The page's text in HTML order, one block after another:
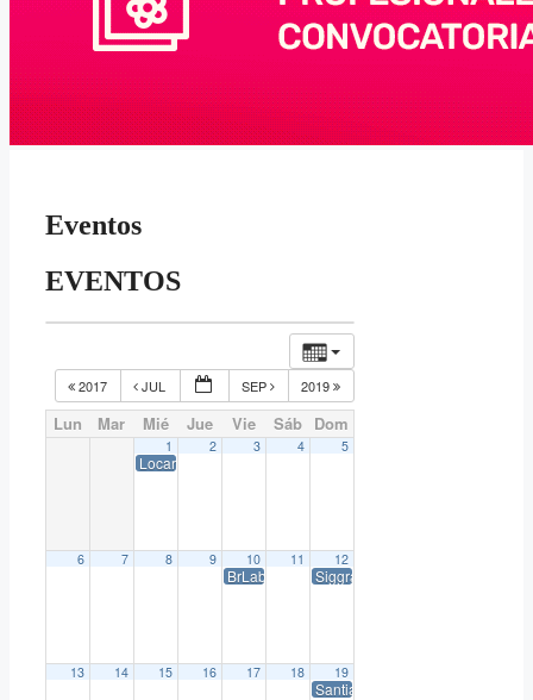
Eventos
EVENTOS
2017 JUL SEP 2019
Lun Mar Mié Jue Vie Sáb Dom
1
Locarno International Film Festival 2018
2 3 4 5
6 7 8 9 10
BrLab – Laboratório de Desenvolvimentos de
11 12
Siggraph 2018
13 14 15 16 17 18 19
Santiago Festival Internacional